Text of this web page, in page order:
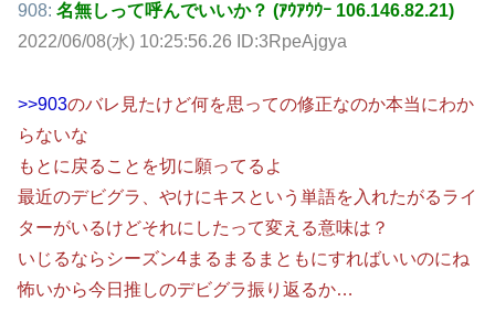
908: 名無しって呼んでいいか？ (ｱｳｱｳｳｰ 106.146.82.21)
2022/06/08(水) 10:25:56.26 ID:3RpeAjgya
>>903のバレ見たけど何を思っての修正なのか本当にわか
らないな
もとに戻ることを切に願ってるよ
最近のデビグラ、やけにキスという単語を入れたがるライ
ターがいるけどそれにしたって変える意味は？
いじるならシーズン4まるまるまともにすればいいのにね
怖いから今日推しのデビグラ振り返るか…